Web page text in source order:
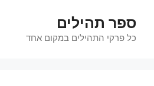
לתוכןספר תהילים
כל פרקי התהילים במקום אחד